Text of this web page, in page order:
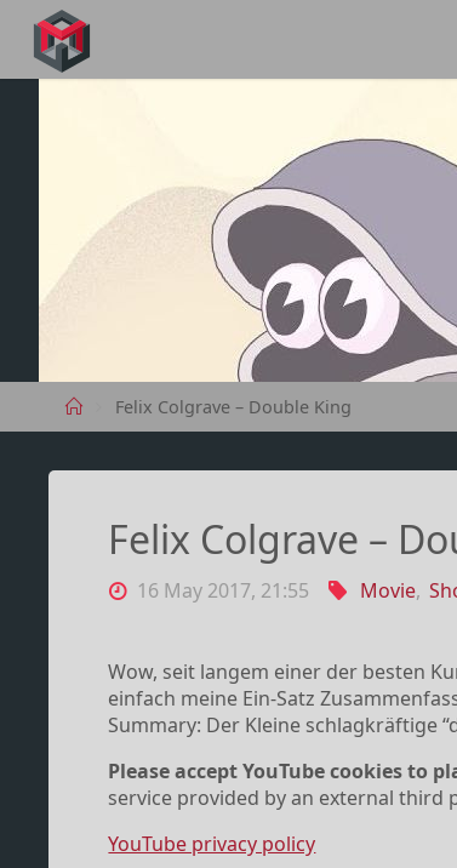
content
HomeFelix Colgrave – Double King
Felix Colgrave –
16 May 2017, 21:55 Movie,
Wow, seit langem einer der besten
einfach meine Ein-Satz
Summary: Der Kleine schlagkräftige
Please accept YouTube cookies to
service provided by an external third
YouTube privacy policy